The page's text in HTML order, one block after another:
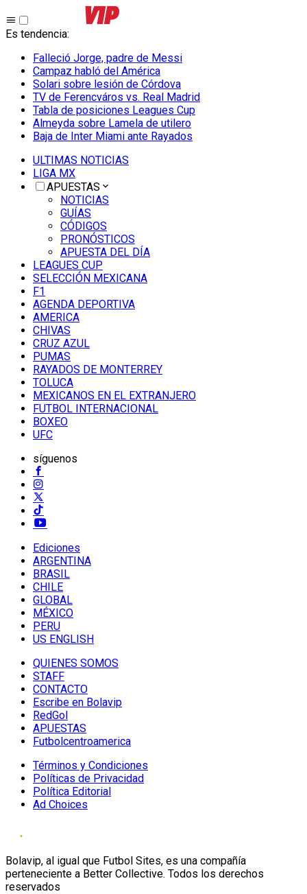
Es tendencia:
Falleció Jorge, padre de Messi
Campaz habló del América
Solari sobre lesión de Córdova
TV de Ferencváros vs. Real Madrid
Tabla de posiciones Leagues Cup
Almeyda sobre Lamela de utilero
Baja de Inter Miami ante Rayados
ULTIMAS NOTICIAS
LIGA MX
APUESTAS
NOTICIAS
GUÍAS
CÓDIGOS
PRONÓSTICOS
APUESTA DEL DÍA
LEAGUES CUP
SELECCIÓN MEXICANA
F1
AGENDA DEPORTIVA
AMERICA
CHIVAS
CRUZ AZUL
PUMAS
RAYADOS DE MONTERREY
TOLUCA
MEXICANOS EN EL EXTRANJERO
FUTBOL INTERNACIONAL
BOXEO
UFC
síguenos
Ediciones
ARGENTINA
BRASIL
CHILE
GLOBAL
MÉXICO
PERU
US ENGLISH
QUIENES SOMOS
STAFF
CONTACTO
Escribe en Bolavip
RedGol
APUESTAS
Futbolcentroamerica
Términos y Condiciones
Políticas de Privacidad
Política Editorial
Ad Choices
Bolavip, al igual que Futbol Sites, es una compañía
perteneciente a Better Collective. Todos los derechos
reservados